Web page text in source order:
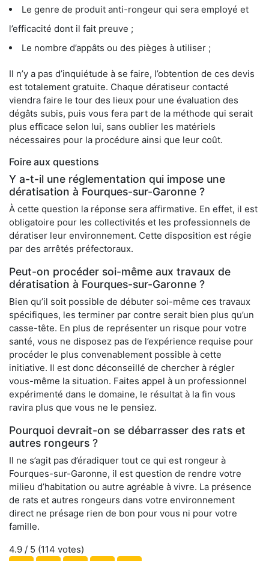
Le genre de produit anti-rongeur qui sera employé et
l’efficacité dont il fait preuve ;
Le nombre d’appâts ou des pièges à utiliser ;
Il n’y a pas d’inquiétude à se faire, l’obtention de ces devis
est totalement gratuite. Chaque dératiseur contacté
viendra faire le tour des lieux pour une évaluation des
dégâts subis, puis vous fera part de la méthode qui serait
plus efficace selon lui, sans oublier les matériels
nécessaires pour la procédure ainsi que leur coût.
Foire aux questions
Y a-t-il une réglementation qui impose une
dératisation à Fourques-sur-Garonne ?
À cette question la réponse sera affirmative. En effet, il est
obligatoire pour les collectivités et les professionnels de
dératiser leur environnement. Cette disposition est régie
par des arrêtés préfectoraux.
Peut-on procéder soi-même aux travaux de
dératisation à Fourques-sur-Garonne ?
Bien qu’il soit possible de débuter soi-même ces travaux
spécifiques, les terminer par contre serait bien plus qu’un
casse-tête. En plus de représenter un risque pour votre
santé, vous ne disposez pas de l’expérience requise pour
procéder le plus convenablement possible à cette
initiative. Il est donc déconseillé de chercher à régler
vous-même la situation. Faites appel à un professionnel
expérimenté dans le domaine, le résultat à la fin vous
ravira plus que vous ne le pensiez.
Pourquoi devrait-on se débarrasser des rats et
autres rongeurs ?
Il ne s’agit pas d’éradiquer tout ce qui est rongeur à
Fourques-sur-Garonne, il est question de rendre votre
milieu d’habitation ou autre agréable à vivre. La présence
de rats et autres rongeurs dans votre environnement
direct ne présage rien de bon pour vous ni pour votre
famille.
4.9 / 5 (114 votes)